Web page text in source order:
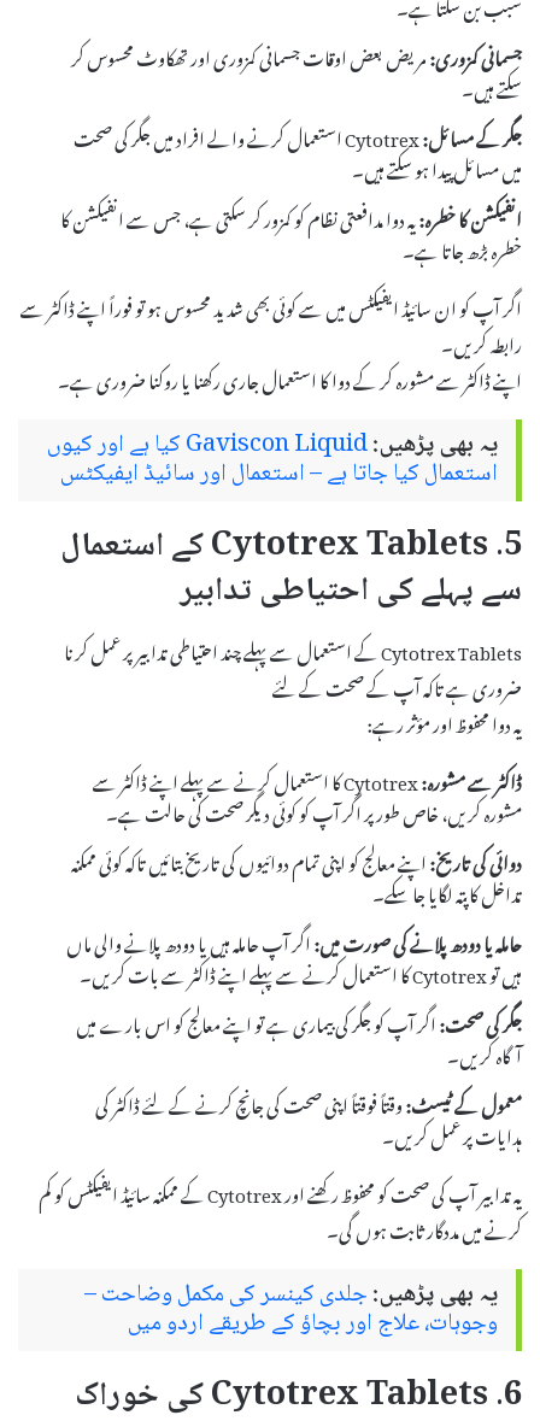
جسمانی کمزوری:مریض بعض اوقات جسمانی کمزوری اور تھکاوٹ محسوس کر
سکتے ہیں۔
جگر کے مسائل:
Cytotrex استعمال کرنے والے افراد میں جگر کی صحت
میں مسائل پیدا ہو سکتے ہیں۔
انفیکشن کا خطرہ:یہ دوا مدافعتی نظام کو کمزور کر سکتی ہے، جس سے انفیکشن کا
خطرہ بڑھ جاتا ہے۔
اگر آپ کو ان سائیڈ ایفیکٹس میں سے کوئی بھی شدید محسوس ہو تو فوراً اپنے ڈاکٹر سے
رابطہ کریں۔
اپنے ڈاکٹر سے مشورہ کر کے دوا کا استعمال جاری رکھنا یا روکنا ضروری ہے۔
یہ بھی پڑھیں: Gaviscon Liquid کیا ہے اور کیوں
استعمال کیا جاتا ہے – استعمال اور سائیڈ ایفیکٹس
5. Cytotrex Tablets کے استعمال
سے پہلے کی احتیاطی تدابیر
Cytotrex Tablets کے استعمال سے پہلے چند احتیاطی تدابیر پر عمل کرنا
ضروری ہے تاکہ آپ کے صحت کے لئے
یہ دوا محفوظ اور مؤثر رہے:
ڈاکٹر سے مشورہ:
Cytotrex کا استعمال کرنے سے پہلے اپنے ڈاکٹر سے
مشورہ کریں، خاص طور پر اگر آپ کو کوئی دیگر صحت کی حالت ہے۔
دوائی کی تاریخ:اپنے معالج کو اپنی تمام دوائیوں کی تاریخ بتائیں تاکہ کوئی ممکنہ
تداخل کا پتہ لگایا جا سکے۔
حاملہ یا دودھ پلانے کی صورت میں:اگر آپ حاملہ ہیں یا دودھ پلانے والی ماں
ہیں تو Cytotrex کا استعمال کرنے سے پہلے اپنے ڈاکٹر سے بات کریں۔
جگر کی صحت:اگر آپ کو جگر کی بیماری ہے تو اپنے معالج کو اس بارے میں
آگاہ کریں۔
معمول کے ٹیسٹ:وقتاً فوقتاً اپنی صحت کی جانچ کرنے کے لئے ڈاکٹر کی
ہدایات پر عمل کریں۔
یہ تدابیر آپ کی صحت کو محفوظ رکھنے اور Cytotrex کے ممکنہ سائیڈ ایفیکٹس کو کم
کرنے میں مددگار ثابت ہوں گی۔
یہ بھی پڑھیں:جلدی کینسر کی مکمل وضاحت –
وجوہات، علاج اور بچاؤ کے طریقے اردو میں
6. Cytotrex Tablets کی خوراک